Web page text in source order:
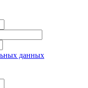
данных